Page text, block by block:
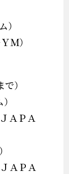
）
Ｍ）
）
ＡＰＡ
ＡＰＡ